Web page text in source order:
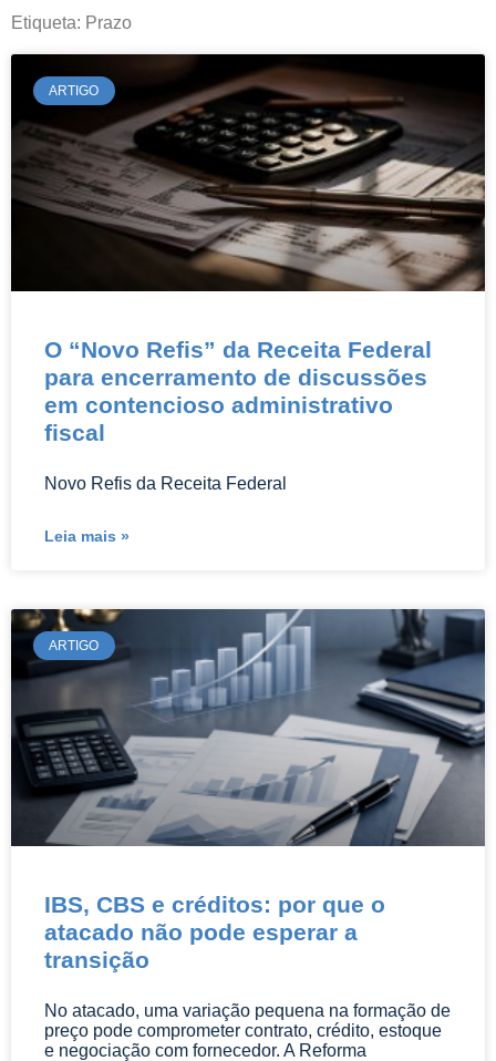
do Direito.
Etiqueta: Prazo
ARTIGO
O “Novo Refis” da Receita Federal
para encerramento de discussões
em contencioso administrativo
fiscal
Novo Refis da Receita Federal
Leia mais »
ARTIGO
IBS, CBS e créditos: por que o
atacado não pode esperar a
transição
No atacado, uma variação pequena na formação de
preço pode comprometer contrato, crédito, estoque
e negociação com fornecedor. A Reforma